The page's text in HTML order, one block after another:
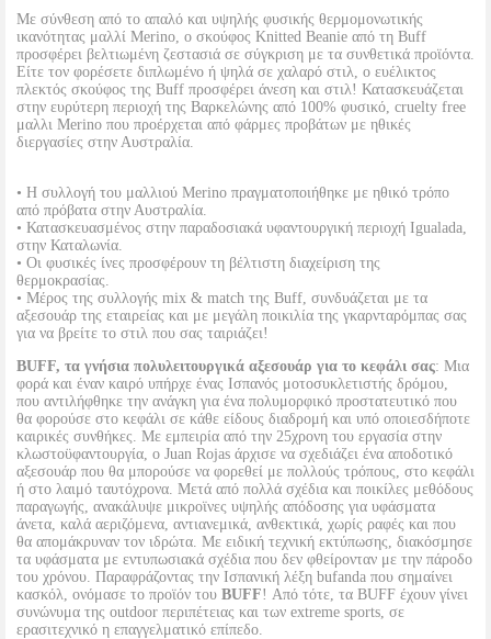
Με σύνθεση από το απαλό και υψηλής φυσικής θερμομονωτικής
ικανότητας μαλλί Merino, ο σκούφος Knitted Beanie από τη Buff
προσφέρει βελτιωμένη ζεστασιά σε σύγκριση με τα συνθετικά προϊόντα.
Είτε τον φορέσετε διπλωμένο ή ψηλά σε χαλαρό στιλ, ο ευέλικτος
πλεκτός σκούφος της Buff προσφέρει άνεση και στιλ! Κατασκευάζεται
στην ευρύτερη περιοχή της Βαρκελώνης από 100% φυσικό, cruelty free
μαλλι Merino που προέρχεται από φάρμες προβάτων με ηθικές
διεργασίες στην Αυστραλία.
• Η συλλογή του μαλλιού Merino πραγματοποιήθηκε με ηθικό τρόπο
από πρόβατα στην Αυστραλία.
• Κατασκευασμένος στην παραδοσιακά υφαντουργική περιοχή Igualada,
στην Καταλωνία.
• Οι φυσικές ίνες προσφέρουν τη βέλτιστη διαχείριση της
θερμοκρασίας.
• Μέρος της συλλογής mix & match της Buff, συνδυάζεται με τα
αξεσουάρ της εταιρείας και με μεγάλη ποικιλία της γκαρνταρόμπας σας
για να βρείτε το στιλ που σας ταιριάζει!
BUFF, τα γνήσια πολυλειτουργικά αξεσουάρ για το κεφάλι σας: Μια
φορά και έναν καιρό υπήρχε ένας Ισπανός μοτοσυκλετιστής δρόμου,
που αντιλήφθηκε την ανάγκη για ένα πολυμορφικό προστατευτικό που
θα φορούσε στο κεφάλι σε κάθε είδους διαδρομή και υπό οποιεσδήποτε
καιρικές συνθήκες. Με εμπειρία από την 25χρονη του εργασία στην
κλωστοϋφαντουργία, ο Juan Rojas άρχισε να σχεδιάζει ένα αποδοτικό
αξεσουάρ που θα μπορούσε να φορεθεί με πολλούς τρόπους, στο κεφάλι
ή στο λαιμό ταυτόχρονα. Μετά από πολλά σχέδια και ποικίλες μεθόδους
παραγωγής, ανακάλυψε μικροϊνες υψηλής απόδοσης για υφάσματα
άνετα, καλά αεριζόμενα, αντιανεμικά, ανθεκτικά, χωρίς ραφές και που
θα απομάκρυναν τον ιδρώτα. Με ειδική τεχνική εκτύπωσης, διακόσμησε
τα υφάσματα με εντυπωσιακά σχέδια που δεν φθείρονταν με την πάροδο
του χρόνου. Παραφράζοντας την Ισπανική λέξη bufanda που σημαίνει
κασκόλ, ονόμασε το προϊόν του BUFF! Από τότε, τα BUFF έχουν γίνει
συνώνυμα της outdoor περιπέτειας και των extreme sports, σε
ερασιτεχνικό η επαγγελματικό επίπεδο.